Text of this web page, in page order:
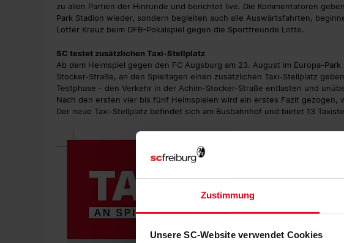
Zustimmung
Unsere SC-Website verwendet Cookies
zu allen Partien der Hinrunde und berichtet live. Die Kommentatoren
Park Stadion wieder, sondern begleiten auch alle Auswärtsfahrten,
Lotter Kreuz beim DFB-Pokalspiel gegen die Sportfreunde Lotte.
SC testet zusätzlichen Taxi-Stellplatz
Ab dem Heimspiel gegen den FC Augsburg am 23. August im Europa-
Stocker-Straße, an den Spieltagen einen zusätzlichen Taxi-Stellplatz
Testphase - den Verkehr in der Achim-Stocker-Straße entlasten und
Nach den ersten vier bis fünf Heimspielen wird ein erstes Fazit gezogen,
Der neue Taxi-Stellplatz befindet sich am Busbahnhof und bietet 13